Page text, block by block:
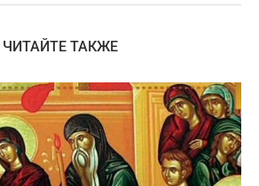
ЧИТАЙТЕ ТАКЖЕ